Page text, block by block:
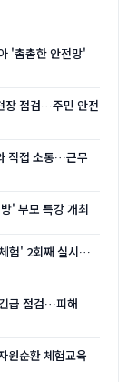
'촘촘한 안전망'
장 점검…주민 안전
직접 소통…근무
' 부모 특강 개최
험' 2회째 실시…
급 점검…피해
원순환 체험교육